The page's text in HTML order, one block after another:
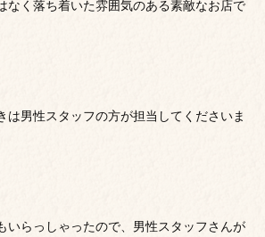
なく落ち着いた雰囲気のある素敵なお店で
は男性スタッフの方が担当してくださいま
いらっしゃったので、男性スタッフさんが